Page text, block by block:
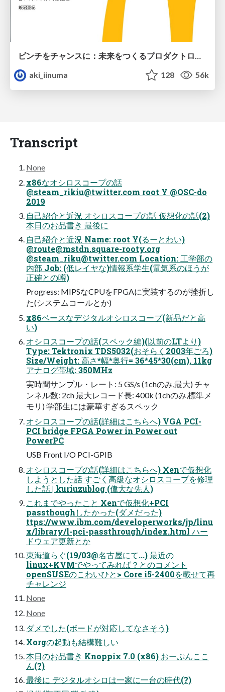
ピンチをチャンスに：未来をつくるプロダクトロードマップ #pmconf2020
aki_iinuma
128 56k
Transcript
None
x86なオシロスコープの話
@steam_rikiu@twitter.com root Y @OSC-do
2019
自己紹介と近況 オシロスコープの話 仮想化の話(2)
本日のお品書き 最後に
自己紹介と近況 Name: root Y(るーとわい)
@route@mstdn.square-rooty.org
@steam_riku@twitter.com Location: 工学部の
内部 Job: (低レイヤな)情報系学生(電気系のほうが
正確との噂)
Progress: MIPSなCPUをFPGAに実装するのが挫折し
た(システムコールとか)
x86ベースなデジタルオシロスコープ(新品だと高
い)
オシロスコープの話(スペック編)(以前のLTより)
Type: Tektronix TDS5032(おそらく2003年ごろ)
Size/Weight: 高さ*幅*奥行= 36*45*30(cm), 11kg
アナログ帯域: 350MHz
実時間サンプル・レート: 5 GS/s (1chのみ,最大) チャ
ンネル数: 2ch 最大レコード長: 400k (1chのみ,標準メ
モリ) 学部生には豪華すぎるスペック
オシロスコープの話(詳細はこちらへ) VGA PCI-
PCI bridge FPGA Power in Power out
PowerPC
USB Front I/O PCI-GPIB
オシロスコープの話(詳細はこちらへ) Xenで仮想化
しようとした話 すごく高級なオシロスコープを修理
した話 | kuriuzublog (偉大な先人)
これまでやったこと Xenで仮想化+PCI
passthoughしたかった(ダメだった)
ttps://www.ibm.com/developerworks/jp/linu
x/library/l-pci-passthrough/index.html ハー
ドウェア更新とか
東海道らぐ(19/03@名古屋にて...) 最近の
linux+KVMでやってみれば？とのコメント
openSUSEのこわいひと> Core i5-2400を載せて再
チャレンジ
None
None
ダメでした(ボードが対応してなさそう)
Xorgの起動も結構難しい
本日のお品書き Knoppix 7.0 (x86) おーぷんここ
ん(?)
最後に デジタルオシロは一家に一台の時代(?)